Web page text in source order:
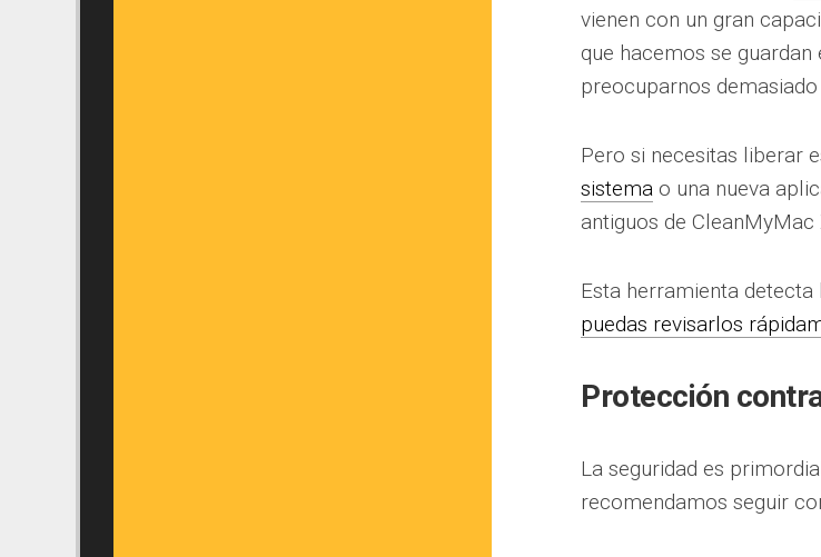
vienen con un gran
que hacemos se
preocuparnos
Pero si necesitas liberar
sistema o una nueva
antiguos de CleanMyMac
Esta herramienta
puedas revisarlos
Protección
La seguridad es
recomendamos seguir